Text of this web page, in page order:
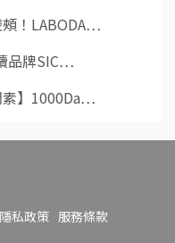
！LABODA⋯
牌SIC⋯
】1000Da⋯
隱私政策 服務條款